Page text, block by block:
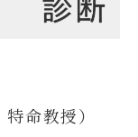
命教授）